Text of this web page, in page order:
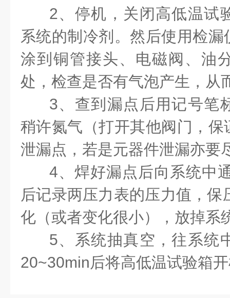
2、停机，关闭高低温试
系统的制冷剂。然后使用检
涂到铜管接头、电磁阀、油
处，检查是否有气泡产生，从
3、查到漏点后用记号笔
稍许氮气（打开其他阀门，
泄漏点，若是元器件泄漏亦要
4、焊好漏点后向系统中
后记录两压力表的压力值，
化（或者变化很小），放掉系
5、系统抽真空，往系统
20~30min后将高低温试验箱